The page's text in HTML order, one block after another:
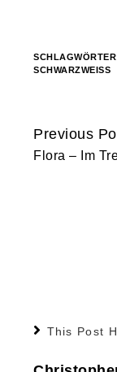
SCHWARZWEISS
Continue
Reading
Previous
Flora – Im
This Post